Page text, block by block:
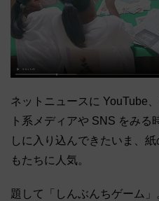
ネットニュースに YouTube
ト系メディアや SNS をみる
しに入り込んできたいま、
もたちに人気。
題して「しんぶんちゲーム